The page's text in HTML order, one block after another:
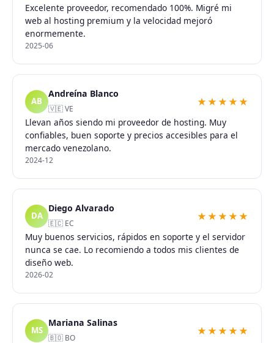
Excelente proveedor, recomendado 100%. Migré mi
web al hosting premium y la velocidad mejoró
enormemente.
2025-06
AB
Andreína Blanco
🇻🇪 VE
★★★★★
Llevan años siendo mi proveedor de hosting. Muy
confiables, buen soporte y precios accesibles para el
mercado venezolano.
2024-12
DA
Diego Alvarado
🇪🇨 EC
★★★★★
Muy buenos servicios, rápidos en soporte y el servidor
nunca se cae. Lo recomiendo a todos mis clientes de
diseño web.
2026-02
MS
Mariana Salinas
🇧🇴 BO
★★★★★